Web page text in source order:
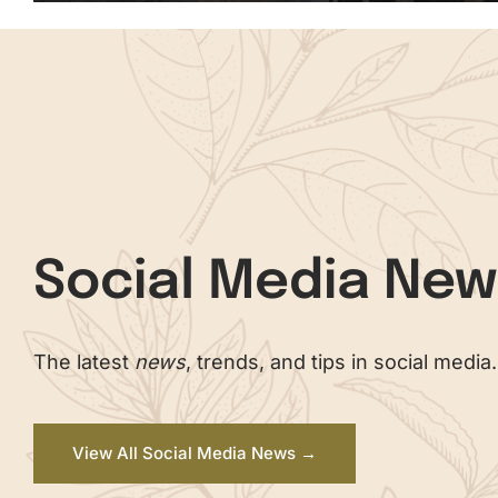
Social Media
The latestnews, trends, and tips in social media.
View All Social Media News →